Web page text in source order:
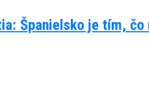
Španielsko je tím, čo